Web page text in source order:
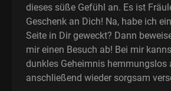
dieses süße Gefühl an. Es ist
Geschenk an Dich! Na, habe ich
Seite in Dir geweckt? Dann
mir einen Besuch ab! Bei mir
dunkles Geheimnis hemmungslos
anschließend wieder sorgsam